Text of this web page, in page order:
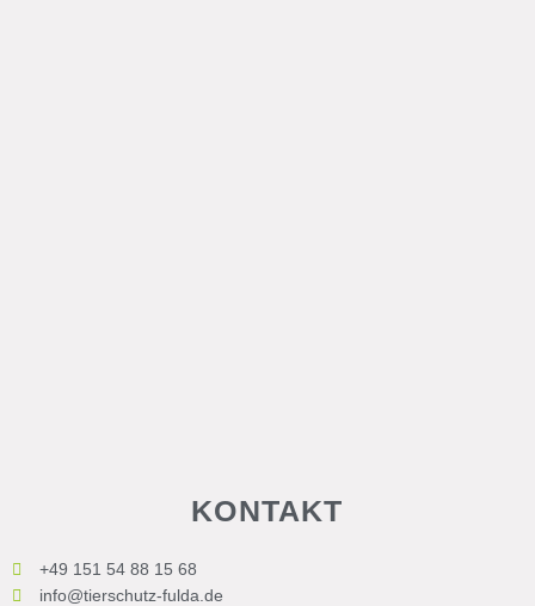
KONTAKT
+49 151 54 88 15 68
info@tierschutz-fulda.de